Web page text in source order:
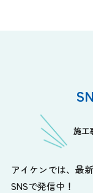
施工
アイケンでは、最
SNSで発信中！